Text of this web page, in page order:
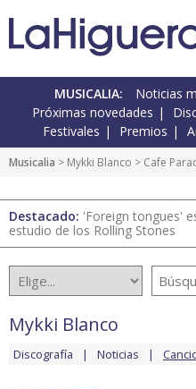
MUSICALIA: Noticias
Próximas novedades
Festivales
Premios
Musicalia > Mykki Blanco > Cafe
Destacado: 'Foreign tongues'
estudio de los Rolling Stones
Mykki Blanco
Discografía Noticias